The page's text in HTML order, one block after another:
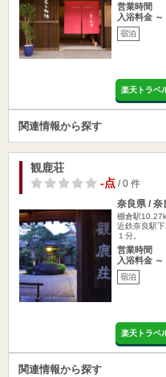
営業時間
入浴料金 ～
宿泊
楽天トラベ
関連情報から探す
観鹿荘
-点/ 0 件
奈良県 / 奈
棚倉駅
近鉄奈良駅
１分。
営業時間
入浴料金 ～
宿泊
楽天トラベ
関連情報から探す